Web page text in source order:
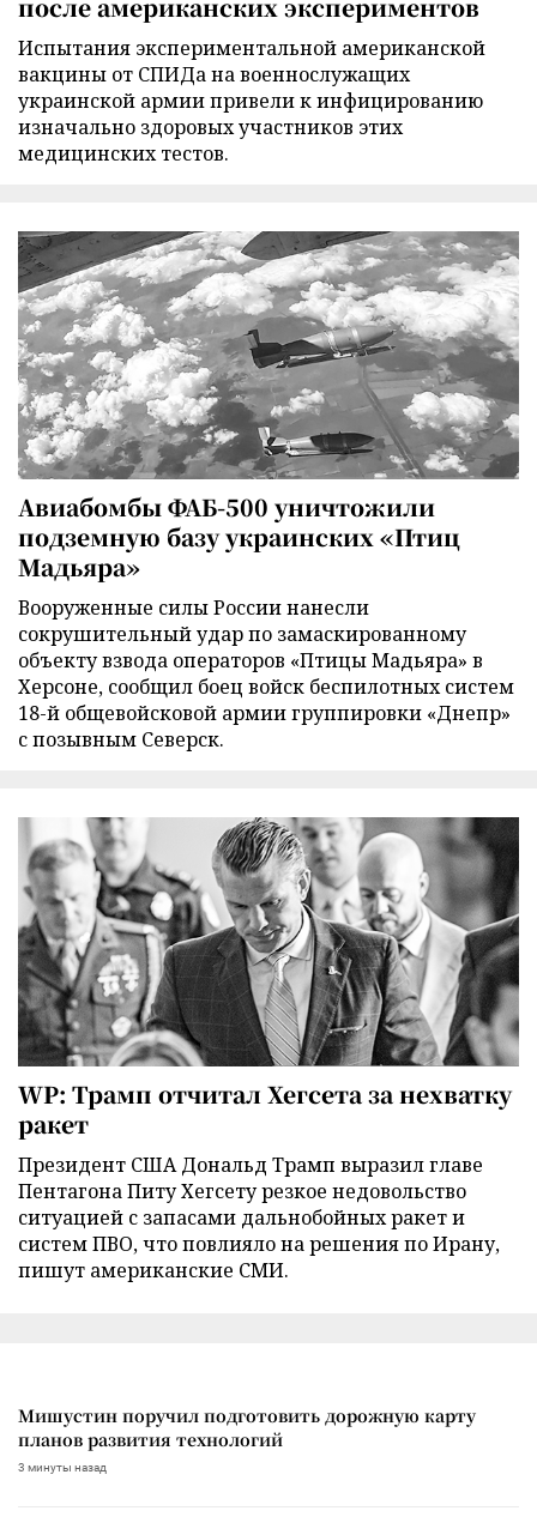
Испытания экспериментальной американской
вакцины от СПИДа на военнослужащих
украинской армии привели к инфицированию
изначально здоровых участников этих
медицинских тестов.
Авиабомбы ФАБ-500 уничтожили
подземную базу украинских «Птиц
Мадьяра»
Вооруженные силы России нанесли
сокрушительный удар по замаскированному
объекту взвода операторов «Птицы Мадьяра» в
Херсоне, сообщил боец войск беспилотных систем
18-й общевойсковой армии группировки «Днепр»
с позывным Северск.
WP: Трамп отчитал Хегсета за нехватку
ракет
Президент США Дональд Трамп выразил главе
Пентагона Питу Хегсету резкое недовольство
ситуацией с запасами дальнобойных ракет и
систем ПВО, что повлияло на решения по Ирану,
пишут американские СМИ.
Мишустин поручил подготовить дорожную карту
планов развития технологий
3 минуты назад